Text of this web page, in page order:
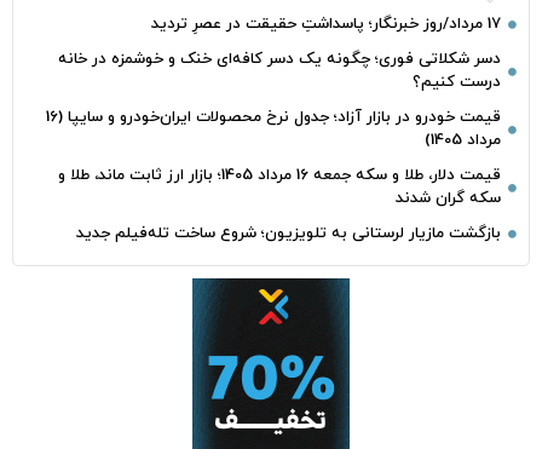
17 مرداد/روز خبرنگار؛ پاسداشتِ حقیقت در عصرِ تردید
دسر شکلاتی فوری؛ چگونه یک دسر کافه‌ای خنک و خوشمزه در خانه
درست کنیم؟
قیمت خودرو در بازار آزاد؛ جدول نرخ محصولات ایران‌خودرو و سایپا (16
مرداد 1405)
قیمت دلار، طلا و سکه جمعه 16 مرداد 1405؛ بازار ارز ثابت ماند، طلا و
سکه گران شدند
بازگشت مازیار لرستانی به تلویزیون؛ شروع ساخت تله‌فیلم جدید